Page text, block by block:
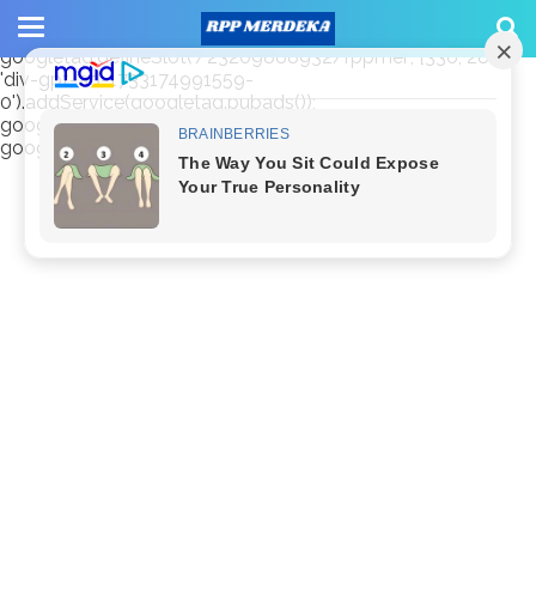
window.googletag = window.googletag || {cmd: []};
googletag.cmd.push(function() {
googletag.defineSlot('/23209888932/rppmer', [336, 280],
'div-gpt-ad-1733174991559-
0').addService(googletag.pubads());
googletag.pubads().enableSingleRequest();
googletag.enableServices(); });